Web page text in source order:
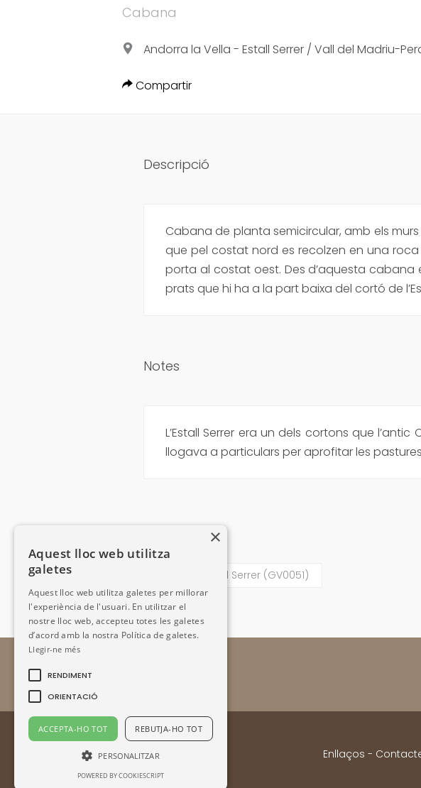
Cabana
Andorra la Vella - Estall Serrer / Vall del Madriu-
Compartir
GOOGLE
Descripció
Cabana de planta semicircular, amb els
que pel costat nord es recolzen en una roca
porta al costat oest. Des d’aquesta cabana
prats que hi ha a la part baixa del cortó de
Notes
L’Estall Serrer era un dels cortons que l’antic
llogava a particulars per aprofitar les pastures
Tancat de l’Estall Serrer (GV0051)
Enllaços -
×
Aquest lloc web utilitza
galetes
Aquest lloc web utilitza galetes per millorar
l'experiència de l'usuari. En utilitzar el
nostre lloc web, accepteu totes les galetes
d’acord amb la nostra Política de galetes.
Llegir-ne més
RENDIMENT
ORIENTACIÓ
ACCEPTA-HO TOT REBUTJA-HO TOT
PERSONALITZAR
POWERED BY COOKIESCRIPT